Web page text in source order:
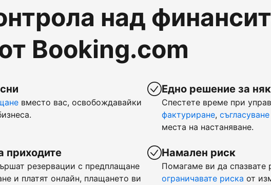
над
Booking.com
вместо вас, освобождавайки
приходите
резервации с предплащане
и платят онлайн, плащането ви
Едно решение за
Спестете време при
фактуриране, съгласуване
места на настаняване.
Намален риск
Помагаме ви да спазвате
ограничавате риска от